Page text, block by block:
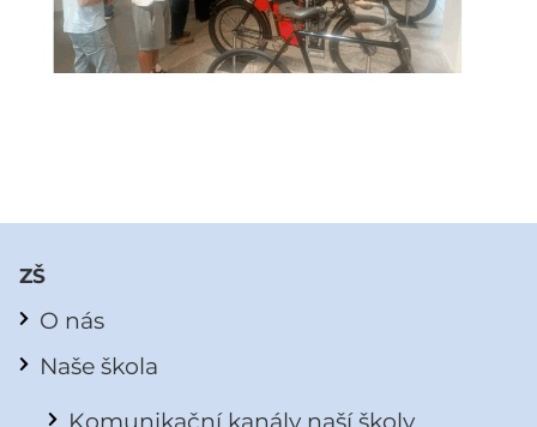
ZŠ
O nás
Naše škola
Komunikační kanály naší školy